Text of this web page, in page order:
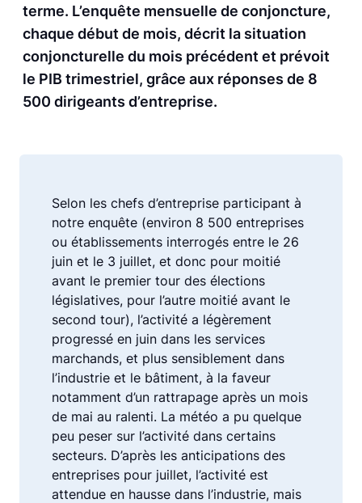
terme. L’enquête mensuelle de conjoncture,
chaque début de mois, décrit la situation
conjoncturelle du mois précédent et prévoit
le PIB trimestriel, grâce aux réponses de 8
500 dirigeants d’entreprise.
Selon les chefs d’entreprise participant à
notre enquête (environ 8 500 entreprises
ou établissements interrogés entre le 26
juin et le 3 juillet, et donc pour moitié
avant le premier tour des élections
législatives, pour l’autre moitié avant le
second tour), l’activité a légèrement
progressé en juin dans les services
marchands, et plus sensiblement dans
l’industrie et le bâtiment, à la faveur
notamment d’un rattrapage après un mois
de mai au ralenti. La météo a pu quelque
peu peser sur l’activité dans certains
secteurs. D’après les anticipations des
entreprises pour juillet, l’activité est
attendue en hausse dans l’industrie, mais